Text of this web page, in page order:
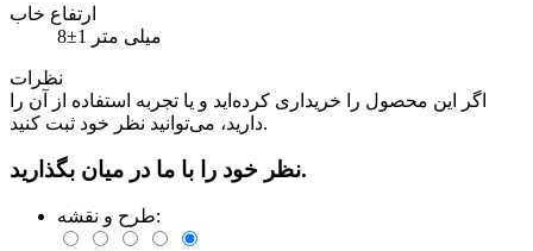
ارتفاع خاب
8±1 میلی متر
نظرات
اگر این محصول را خریداری کرده‌اید و یا تجربه استفاده از آن را
دارید، می‌توانید نظر خود ثبت کنید.
نظر خود را با ما در میان بگذارید.
طرح و نقشه: